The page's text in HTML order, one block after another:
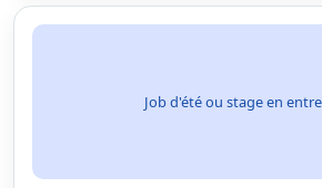
Job d'été ou stage en